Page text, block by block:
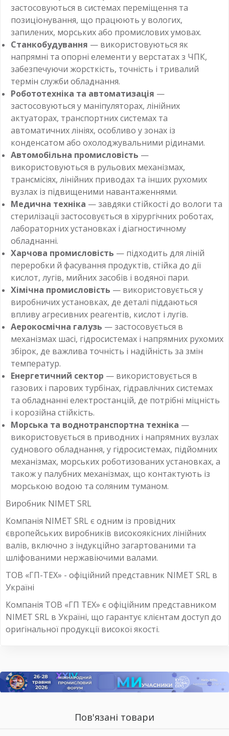
застосовуються в системах переміщення та
позиціонування, що працюють у вологих,
запилених, морських або промислових умовах.
Станкобудування — використовуються як
напрямні та опорні елементи у верстатах з ЧПК,
забезпечуючи жорсткість, точність і тривалий
термін служби обладнання.
Робототехніка та автоматизація —
застосовуються у маніпуляторах, лінійних
актуаторах, транспортних системах та
автоматичних лініях, особливо у зонах із
конденсатом або охолоджувальними рідинами.
Автомобільна промисловість —
використовуються в рульових механізмах,
трансмісіях, лінійних приводах та інших рухомих
вузлах із підвищеними навантаженнями.
Медична техніка — завдяки стійкості до вологи та
стерилізації застосовується в хірургічних роботах,
лабораторних установках і діагностичному
обладнанні.
Харчова промисловість — підходить для ліній
переробки й фасування продуктів, стійка до дії
кислот, лугів, мийних засобів і водяної пари.
Хімічна промисловість — використовується у
виробничих установках, де деталі піддаються
впливу агресивних реагентів, кислот і лугів.
Аерокосмічна галузь — застосовується в
механізмах шасі, гідросистемах і напрямних рухомих
збірок, де важлива точність і надійність за змін
температур.
Енергетичний сектор — використовується в
газових і парових турбінах, гідравлічних системах
та обладнанні електростанцій, де потрібні міцність
і корозійна стійкість.
Морська та воднотранспортна техніка —
використовується в приводних і напрямних вузлах
суднового обладнання, у гідросистемах, підйомних
механізмах, морських роботизованих установках, а
також у палубних механізмах, що контактують із
морською водою та соляним туманом.
Виробник NIMET SRL
Компанія NIMET SRL є одним із провідних
європейських виробників високоякісних лінійних
валів, включно з індукційно загартованими та
шліфованими нержавіючими валами.
ТОВ «ГП-ТЕХ» - офіційний представник NIMET SRL в
Україні
Компанія ТОВ «ГП ТЕХ» є офіційним представником
NIMET SRL в Україні, що гарантує клієнтам доступ до
оригінальної продукції високої якості.
Пов'язані товари